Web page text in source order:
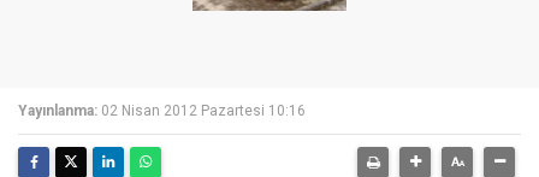
Yayınlanma: 02 Nisan 2012 Pazartesi 10:16